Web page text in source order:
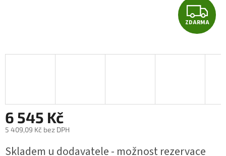
Z
D
A
ZDARMA
6 545 Kč
5 409,09 Kč bez DPH
cena:
Skladem u dodavatele - možnost rezervace